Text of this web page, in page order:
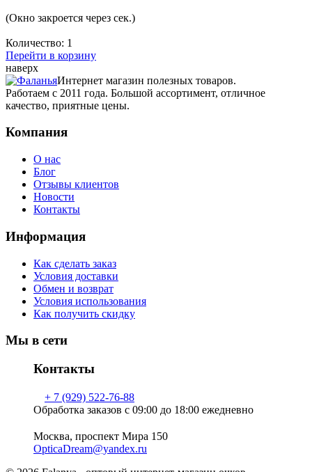
(Окно закроется через сек.)
Количество: 1
Перейти в корзину
наверх
Интернет магазин полезных товаров.
Работаем с 2011 года. Большой ассортимент, отличное
качество, приятные цены.
Компания
О нас
Блог
Отзывы клиентов
Новости
Контакты
Информация
Как сделать заказ
Условия доставки
Обмен и возврат
Условия использования
Как получить скидку
Мы в сети
Контакты
+ 7 (929) 522-76-88
Обработка заказов с 09:00 до 18:00 ежедневно
Москва, проспект Мира 150
OpticaDream@yandex.ru